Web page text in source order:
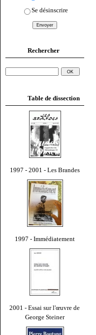
Se désinscrire
Rechercher
Table de dissection
1997 - 2001 - Les Brandes
1997 - Immédiatement
2001 - Essai sur l'œuvre de
George Steiner